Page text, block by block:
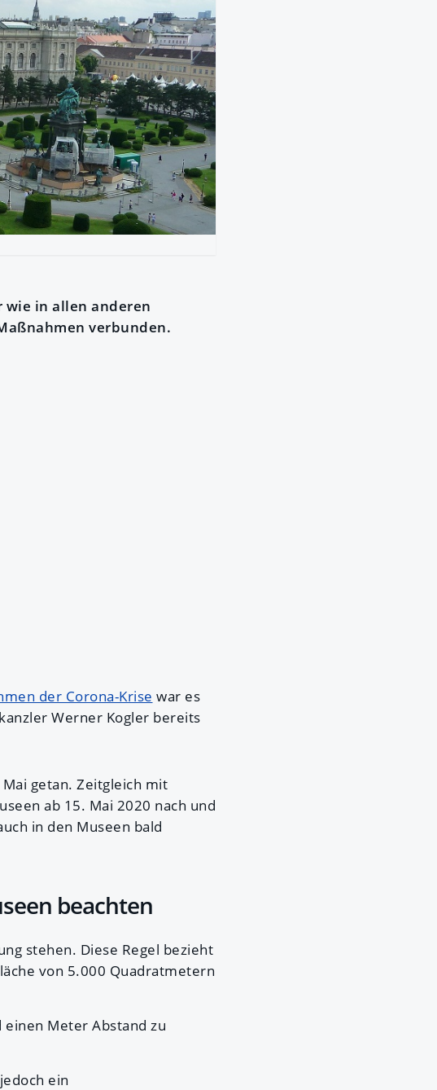
wie in allen anderen
verbunden.
der Corona-Krise war es
Werner Kogler bereits
getan. Zeitgleich mit
ab 15. Mai 2020 nach und
in den Museen bald
beachten
stehen. Diese Regel bezieht
von 5.000 Quadratmetern
einen Meter Abstand zu
ein